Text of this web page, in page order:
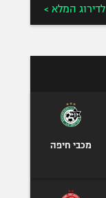
לדירוג המלא >
מכבי חיפה